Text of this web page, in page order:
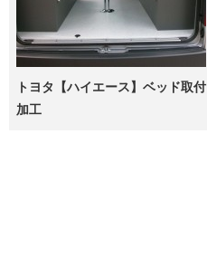
トヨタ【ハイエース】ベッド取付
加工